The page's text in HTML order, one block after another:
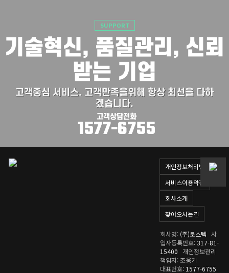
SUPPORT
기술혁신, 품질관리, 신뢰
받는 기업
고객중심 서비스. 고객만족을위해 항상 최선을 다하
겠습니다.
고객상담전화
1577-6755
개인정보처리방침
서비스이용약관
회사소개
찾아오시는길
회사명: (주)로스텍 사
업자등록번호:317-81-
15400 개인정보관리
책임자: 조웅기
대표번호: 1577-6755